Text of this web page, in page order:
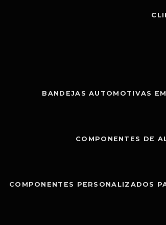
BANDEJAS AUTOMOTIVAS
COMPONENTES DE
COMPONENTES PERSONALIZADOS